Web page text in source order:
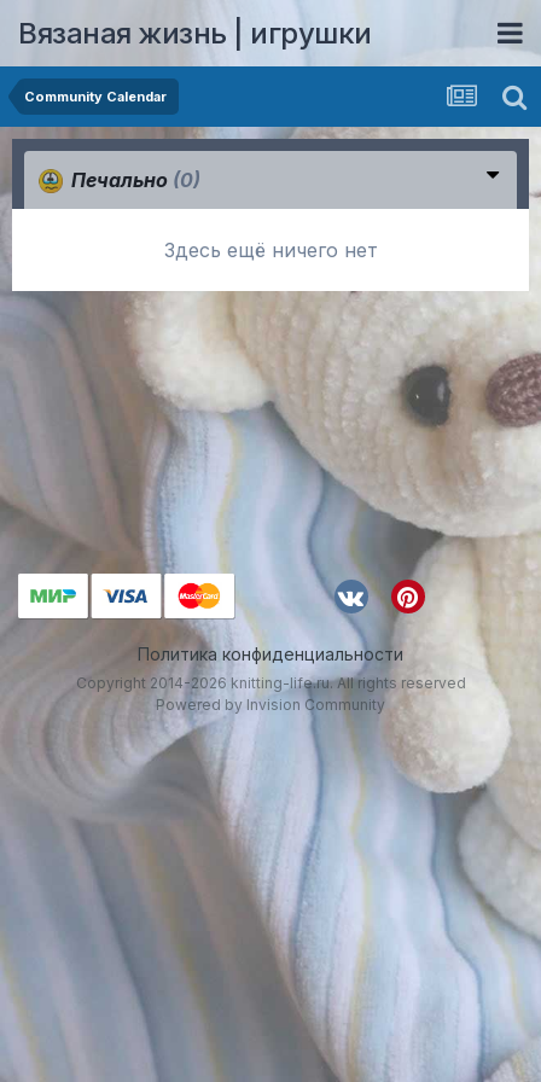
Вязаная жизнь | игрушки
Community Calendar
Печально (0)
Здесь ещё ничего нет
Политика конфиденциальности
Copyright 2014-2026 knitting-life.ru. All rights reserved
Powered by Invision Community